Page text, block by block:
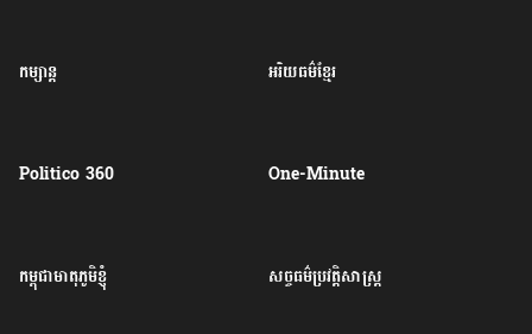
កម្សាន្ត អរិយធម៌ខ្មែរ
Politico 360 One-Minute
កម្ពុជាមាតុភូមិខ្ញុំ សច្ចធម៌ប្រវត្តិសាស្ត្រ